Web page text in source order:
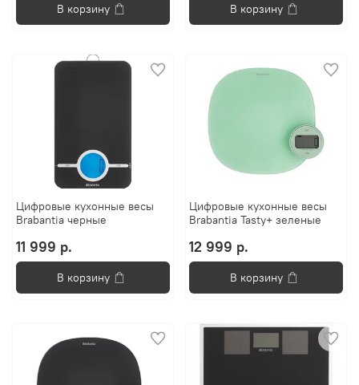
В корзину В корзину
Цифровые кухонные весы
Brabantia черные
11 999 р.
В корзину
Цифровые кухонные весы
Brabantia Tasty+ зеленые
12 999 р.
В корзину